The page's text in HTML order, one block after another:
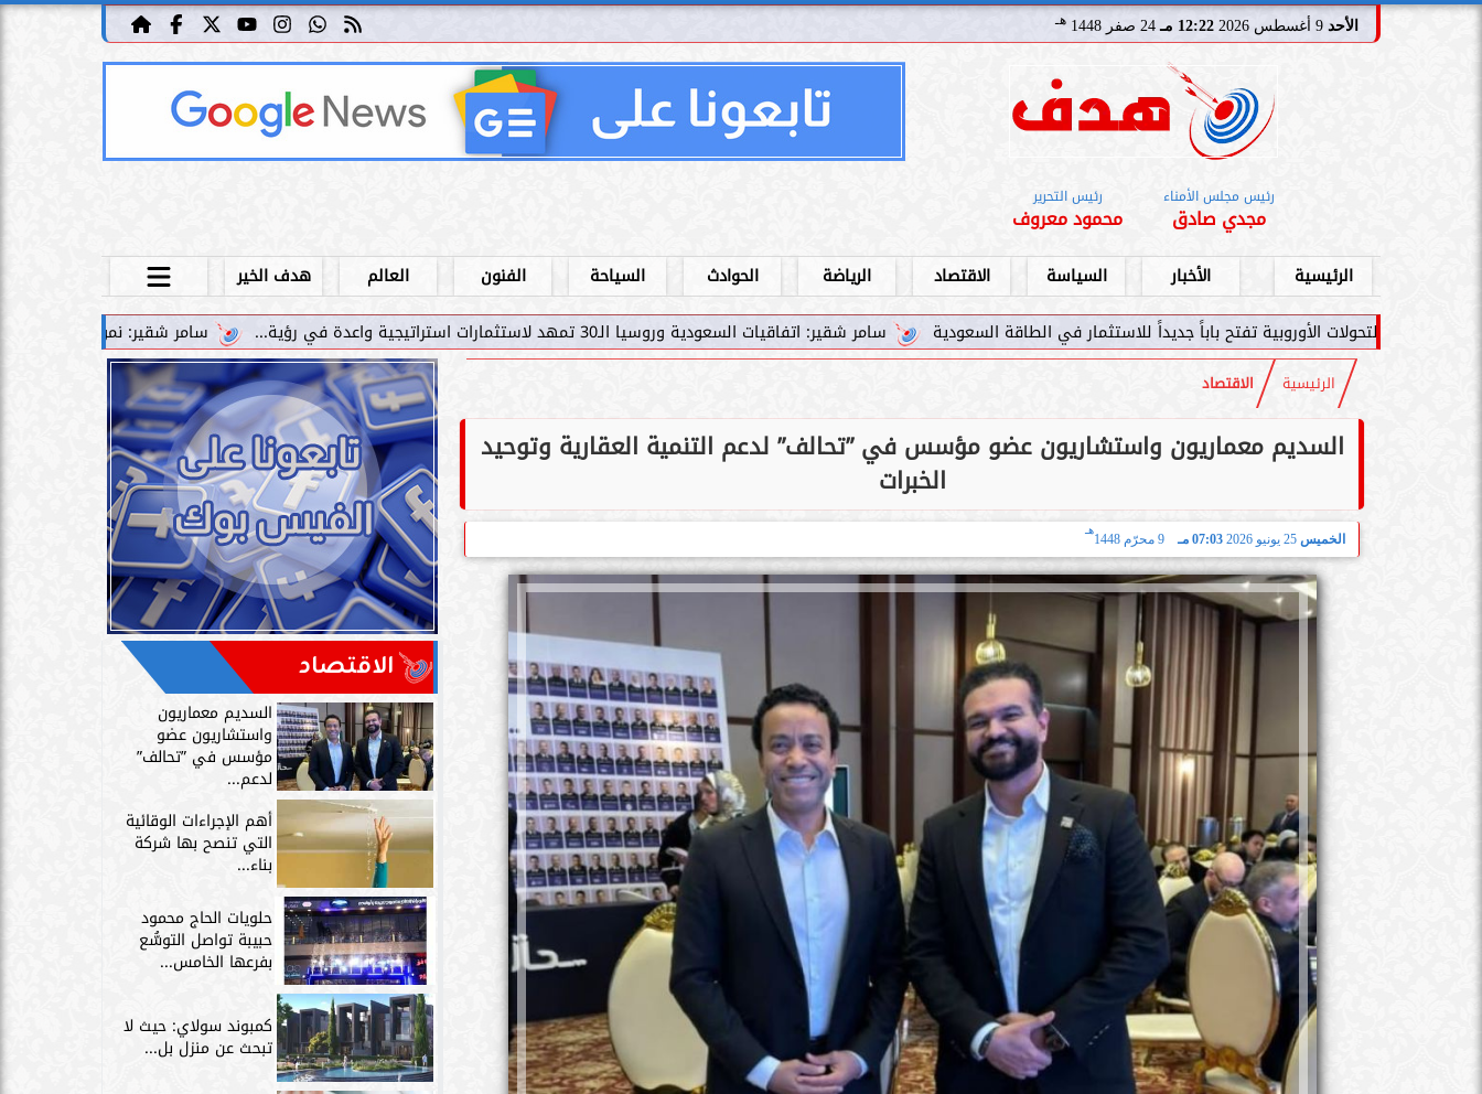
الأحد 12:22 مـ 24 صفر 1448 هـ
رئيس مجلس الأمناء
مجدي صادق
رئيس التحرير
محمود معروف
الرئيسية الأخبار السياسة الاقتصاد الرياضة الحوادث السياحة الفنون العالم
هدف الخير
سامر شقير: نمو صناديق الاستثمار الخاصة دليل
سامر شقير: اتفاقيات السعودية وروسيا الـ30 تمهد لاستثمارات استراتيجية واعدة في رؤية... الأوروبية تفتح باباً جديداً للاستثمار في الطاقة السعودية
الرئيسية الاقتصاد
السديم معماريون واستشاريون عضو مؤسس في ”تحالف” لدعم التنمية العقارية وتوحيد
الخبرات
الخميس 25 يونيو 2026 07:03 مـ 9 محرّم 1448
هـ
الاقتصاد
السديم معماريون
واستشاريون عضو
مؤسس في ”تحالف”
لدعم...
أهم الإجراءات الوقائية
التي تنصح بها شركة
بناء...
حلويات الحاج محمود
حبيبة تواصل التوسُّع
بفرعها الخامس...
كمبوند سولاي: حيث لا
تبحث عن منزل بل...